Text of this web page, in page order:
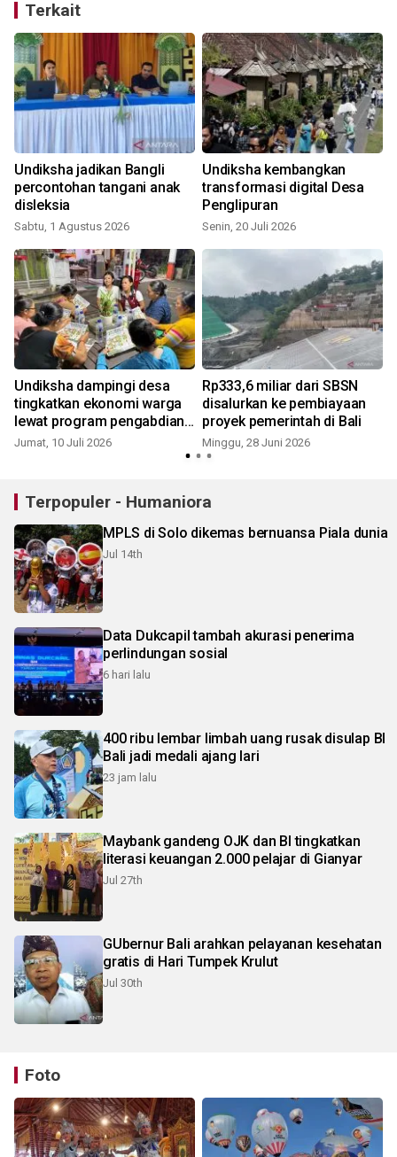
Terkait
Undiksha jadikan Bangli
percontohan tangani anak
disleksia
Sabtu, 1 Agustus 2026
Undiksha kembangkan
transformasi digital Desa
Penglipuran
Senin, 20 Juli 2026
Undiksha dampingi desa
tingkatkan ekonomi warga
lewat program pengabdian
berdampak
Jumat, 10 Juli 2026
Rp333,6 miliar dari SBSN
disalurkan ke pembiayaan
proyek pemerintah di Bali
Minggu, 28 Juni 2026
Terpopuler - Humaniora
MPLS di Solo dikemas bernuansa Piala dunia
Jul 14th
Data Dukcapil tambah akurasi penerima
perlindungan sosial
6 hari lalu
400 ribu lembar limbah uang rusak disulap BI
Bali jadi medali ajang lari
23 jam lalu
Maybank gandeng OJK dan BI tingkatkan
literasi keuangan 2.000 pelajar di Gianyar
Jul 27th
GUbernur Bali arahkan pelayanan kesehatan
gratis di Hari Tumpek Krulut
Jul 30th
Foto